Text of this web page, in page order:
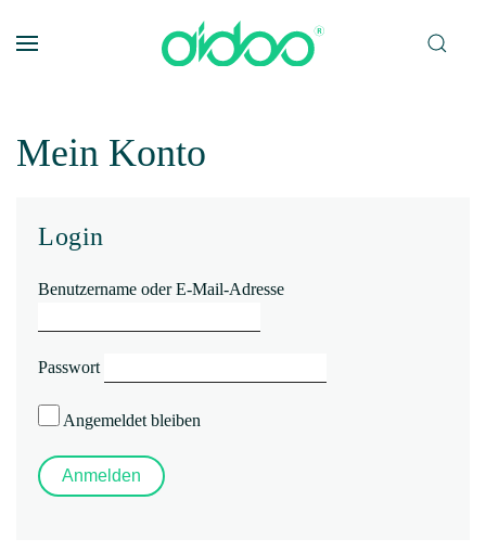
Zum Hauptinhalt springen
Mein Konto
Login
Benutzername oder E-Mail-Adresse
Passwort
Angemeldet bleiben